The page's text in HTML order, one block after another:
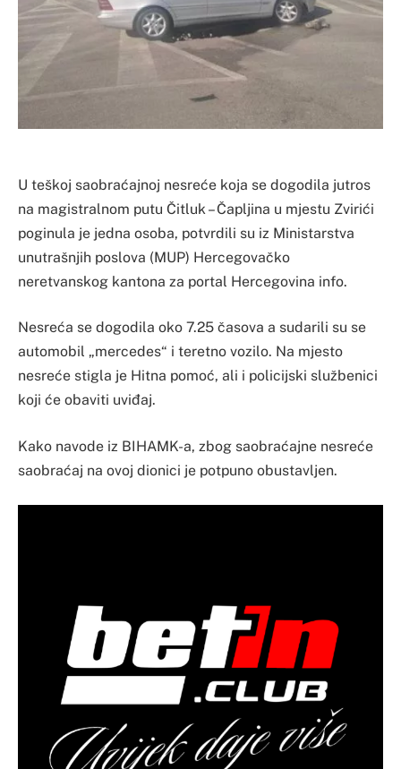
U teškoj saobraćajnoj nesreće koja se dogodila jutros
na magistralnom putu Čitluk – Čapljina u mjestu Zvirići
poginula je jedna osoba, potvrdili su iz Ministarstva
unutrašnjih poslova (MUP) Hercegovačko
neretvanskog kantona za portal Hercegovina info.
Nesreća se dogodila oko 7.25 časova a sudarili su se
automobil „mercedes“ i teretno vozilo. Na mjesto
nesreće stigla je Hitna pomoć, ali i policijski službenici
koji će obaviti uviđaj.
Kako navode iz BIHAMK-a, zbog saobraćajne nesreće
saobraćaj na ovoj dionici je potpuno obustavljen.